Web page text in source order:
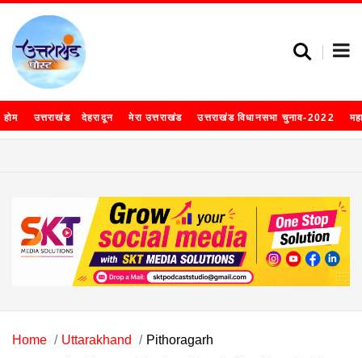
होम उत्तराखंड देहरादून मेरा उत्तराखंड उत्तराखंड विधानसभा चुनाव-2022
Home Uttarakhand Pithoragarh